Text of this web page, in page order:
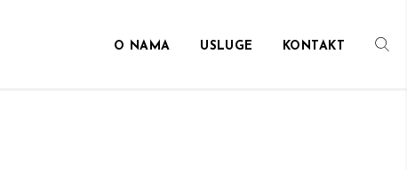
O NAMA USLUGE KONTAKT